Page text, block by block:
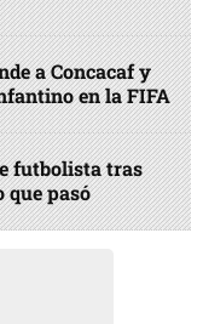
a Concacaf y
en la FIFA
futbolista tras
que pasó